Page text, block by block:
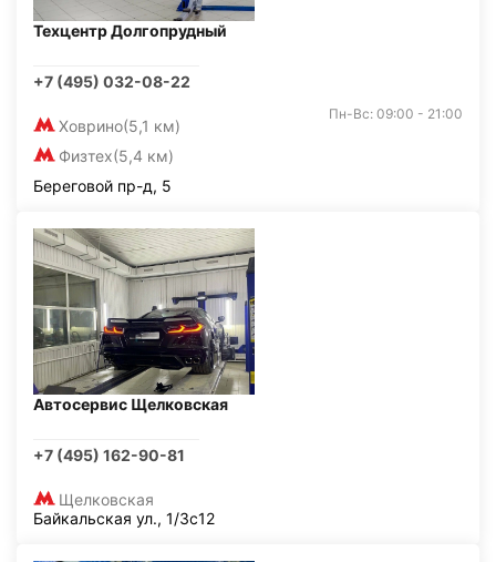
Техцентр Долгопрудный
+7 (495) 032-08-22
Ховрино(5,1 км)
Физтех(5,4 км)
Пн-Вс: 09:00 - 21:00
Береговой пр-д, 5
Автосервис Щелковская
+7 (495) 162-90-81
Щелковская
Байкальская ул., 1/3с12